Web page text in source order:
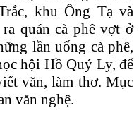
khu Ông Tạ và
quán cà phê vợt ở
lần uống cà phê,
hội Hồ Quý Ly, để
văn, làm thơ. Mục
văn nghệ.